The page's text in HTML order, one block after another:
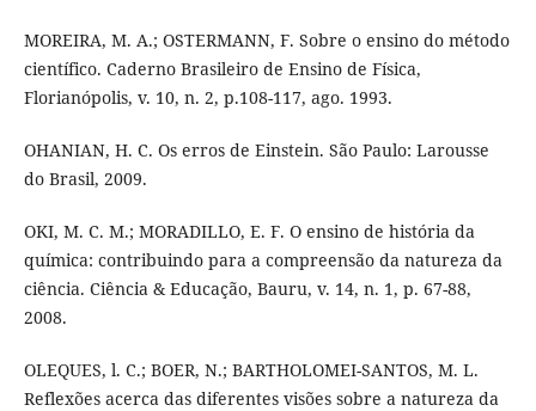
MOREIRA, M. A.; OSTERMANN, F. Sobre o ensino do método
científico. Caderno Brasileiro de Ensino de Física,
Florianópolis, v. 10, n. 2, p.108-117, ago. 1993.
OHANIAN, H. C. Os erros de Einstein. São Paulo: Larousse
do Brasil, 2009.
OKI, M. C. M.; MORADILLO, E. F. O ensino de história da
química: contribuindo para a compreensão da natureza da
ciência. Ciência & Educação, Bauru, v. 14, n. 1, p. 67-88,
2008.
OLEQUES, l. C.; BOER, N.; BARTHOLOMEI-SANTOS, M. L.
Reflexões acerca das diferentes visões sobre a natureza da